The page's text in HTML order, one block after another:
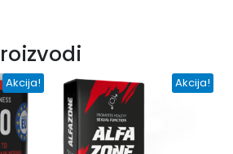
Akcija! Akcija!